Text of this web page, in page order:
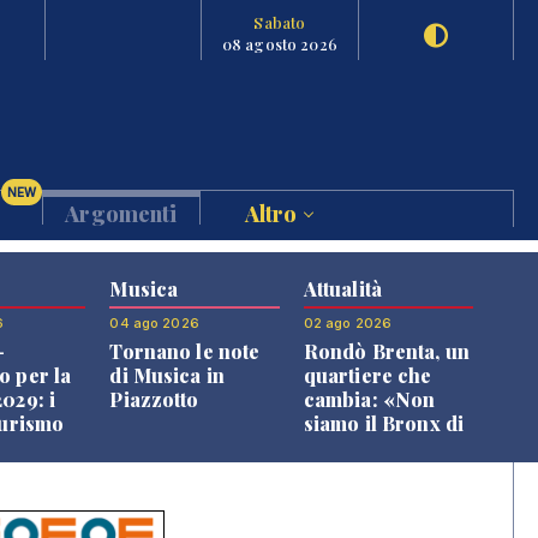
Sabato
08 agosto 2026
NEW
Argomenti Altro
per la
i
Musica
04 ago 2026
Tornano le note
di Musica in
Piazzotto
Attualità
02 ago 2026
Rondò Brenta, un
quartiere che
cambia: «Non
siamo il Bronx di